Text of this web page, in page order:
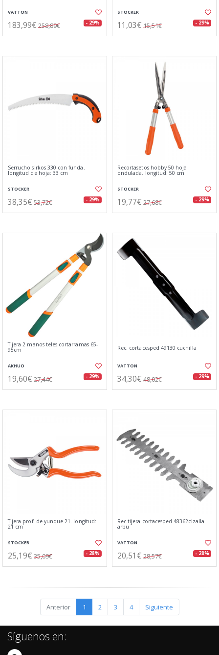
VATTON
183,99€ 258,89€ - 29%
STOCKER
11,03€ 15,51€ - 29%
Serrucho sirkos 330 con funda.
longitud de hoja: 33 cm
STOCKER
38,35€ 53,72€ - 29%
Recortasetos hobby 50 hoja
ondulada. longitud: 50 cm
STOCKER
19,77€ 27,68€ - 29%
Tijera 2 manos teles.cortarramas 65-
95cm
AKHUO
19,60€ 27,44€ - 29%
Rec. cortacesped 49130 cuchilla
VATTON
34,30€ 48,02€ - 29%
Tijera profi de yunque 21. longitud:
21 cm
STOCKER
25,19€ 35,09€ - 28%
Rec.tijera cortacesped 48362cizalla
arbu
VATTON
20,51€ 28,57€ - 28%
Anterior 1 2 3 4 Siguiente
Síguenos en: